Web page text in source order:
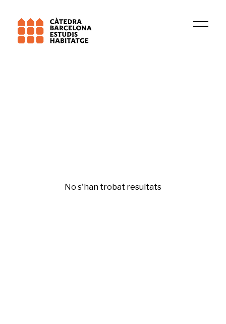
No s'han trobat resultats